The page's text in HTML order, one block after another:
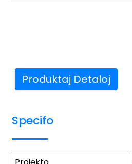
Produktaj Detaloj
Specifo